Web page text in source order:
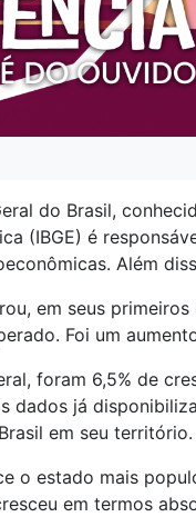
do Brasil,
(IBGE) é
Além
em seus
Foi um
foram 6,5% de
dados já
em seu território.
o estado mais
em termos